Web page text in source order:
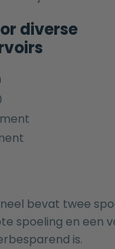
diverse
bevat twee
spoeling en een
is.